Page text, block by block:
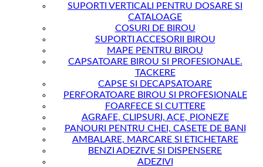
SUPORTI VERTICALI PENTRU DOSARE SI
CATALOAGE
COSURI DE BIROU
SUPORTI ACCESORII BIROU
MAPE PENTRU BIROU
CAPSATOARE BIROU SI PROFESIONALE.
TACKERE
CAPSE SI DECAPSATOARE
PERFORATOARE BIROU SI PROFESIONALE
FOARFECE SI CUTTERE
AGRAFE, CLIPSURI, ACE, PIONEZE
PANOURI PENTRU CHEI, CASETE DE BANI
AMBALARE, MARCARE SI ETICHETARE
BENZI ADEZIVE SI DISPENSERE
ADEZIVI